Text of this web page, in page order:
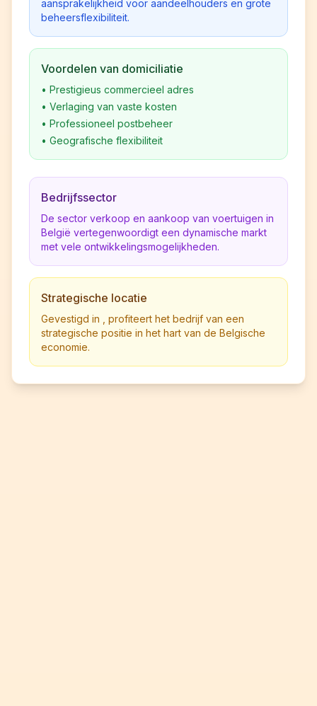
aansprakelijkheid voor aandeelhouders en grote
beheersflexibiliteit.
Voordelen van domiciliatie
• Prestigieus commercieel adres
• Verlaging van vaste kosten
• Professioneel postbeheer
• Geografische flexibiliteit
Bedrijfssector
De sector verkoop en aankoop van voertuigen in
België vertegenwoordigt een dynamische markt
met vele ontwikkelingsmogelijkheden.
Strategische locatie
Gevestigd in , profiteert het bedrijf van een
strategische positie in het hart van de Belgische
economie.